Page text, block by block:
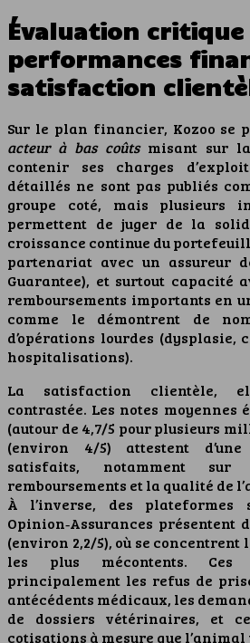
Évaluation critique
performances
satisfaction
Sur le plan financier, Kozoo se
acteur à bas coûtsmisant sur
contenir ses charges
détaillés ne sont pas publiés
groupe coté, mais plusieurs
permettent de juger de la
croissance continue du
partenariat avec un assureur
Guarantee), et surtout capacité
remboursements importants en
comme le démontrent de
d’opérations lourdes (dysplasie,
hospitalisations).
La satisfaction clientèle,
contrastée. Les notes moyennes
(autour de 4,7/5 pour plusieurs
(environ 4/5) attestent d’une
satisfaits, notamment
remboursements et la qualité de
À l’inverse, des plateformes
Opinion‑Assurances présentent
(environ 2,2/5), où se concentrent
les plus mécontents. Ces
principalement les refus de
antécédents médicaux, les
de dossiers vétérinaires, et
cotisations à mesure que